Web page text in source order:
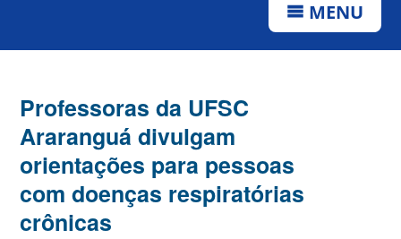
MENU
Professoras da UFSC
Araranguá divulgam
orientações para pessoas
com doenças respiratórias
crônicas